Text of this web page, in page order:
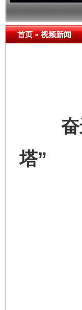
首页»视频新闻
奋进
塔”